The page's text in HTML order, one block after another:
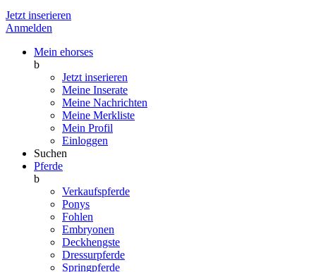
Jetzt inserieren
Anmelden
Mein ehorses
b
Jetzt inserieren
Meine Inserate
Meine Nachrichten
Meine Merkliste
Mein Profil
Einloggen
Suchen
Pferde
b
Verkaufspferde
Ponys
Fohlen
Embryonen
Deckhengste
Dressurpferde
Springpferde